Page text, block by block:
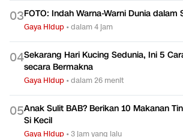
03FOTO: Indah Warna-Warni Dunia dalam
Gaya Hidup •dalam 4 jam
04Sekarang Hari Kucing Sedunia, Ini 5
secara Bermakna
Gaya Hidup •dalam 26 menit
05Anak Sulit BAB? Berikan 10 Makanan
Si Kecil
Gaya Hidup •3 jam yang lalu